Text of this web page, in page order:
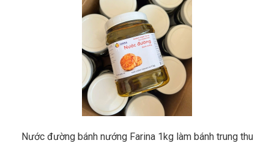
Nước đường bánh nướng Farina 1kg làm bánh trung thu